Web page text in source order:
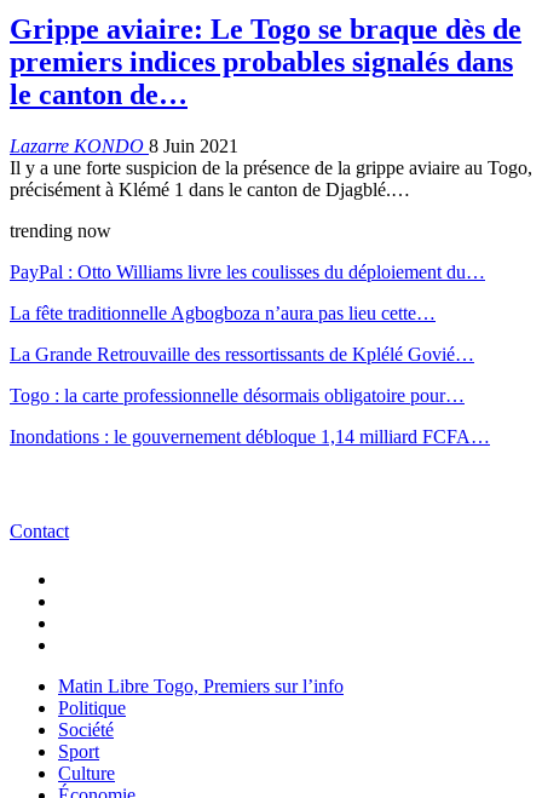
Grippe aviaire: Le Togo se braque dès de
premiers indices probables signalés dans
le canton de…
Lazarre KONDO 8 Juin 2021
Il y a une forte suspicion de la présence de la grippe aviaire au Togo,
précisément à Klémé 1 dans le canton de Djagblé.…
trending now
PayPal : Otto Williams livre les coulisses du déploiement du…
La fête traditionnelle Agbogboza n’aura pas lieu cette…
La Grande Retrouvaille des ressortissants de Kplélé Govié…
Togo : la carte professionnelle désormais obligatoire pour…
Inondations : le gouvernement débloque 1,14 milliard FCFA…
Contact
Matin Libre Togo, Premiers sur l’info
Politique
Société
Sport
Culture